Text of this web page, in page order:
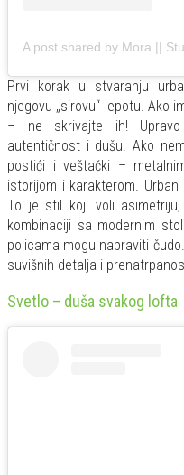
Prvi korak u stvaranju
njegovu „sirovu“ lepotu. Ako
– ne skrivajte ih!
autentičnost i dušu. Ako
postići i veštački –
istorijom i karakterom.
To je stil koji voli
kombinaciji sa modernim
policama mogu napraviti
suvišnih detalja i
Svetlo – duša svakog lofta